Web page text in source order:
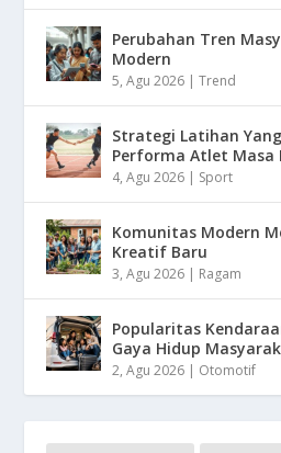
Perubahan Tren
Modern
5, Agu 2026 |Trend
Strategi Latihan
Performa Atlet Masa
4, Agu 2026 | Sport
Komunitas Modern
Kreatif Baru
3, Agu 2026 | Ragam
Popularitas
Gaya Hidup
2, Agu 2026 | Otomotif